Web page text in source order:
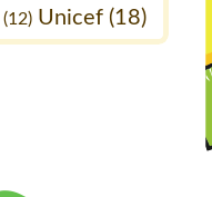
(12) Unicef (18)